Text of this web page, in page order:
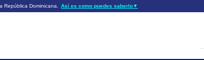
República Dominicana. Así es como puedes saberlo▼
Los sitios web oficiales .gob.do o .gov.do seguros utilizan